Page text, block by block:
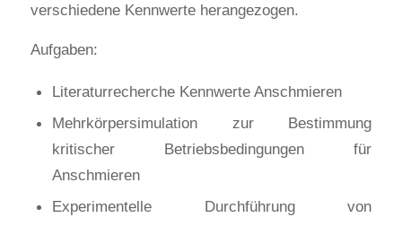
verschiedene Kennwerte herangezogen.
Aufgaben:
Literaturrecherche Kennwerte Anschmieren
Mehrkörpersimulation zur Bestimmung
kritischer Betriebsbedingungen für
Anschmieren
Experimentelle Durchführung von